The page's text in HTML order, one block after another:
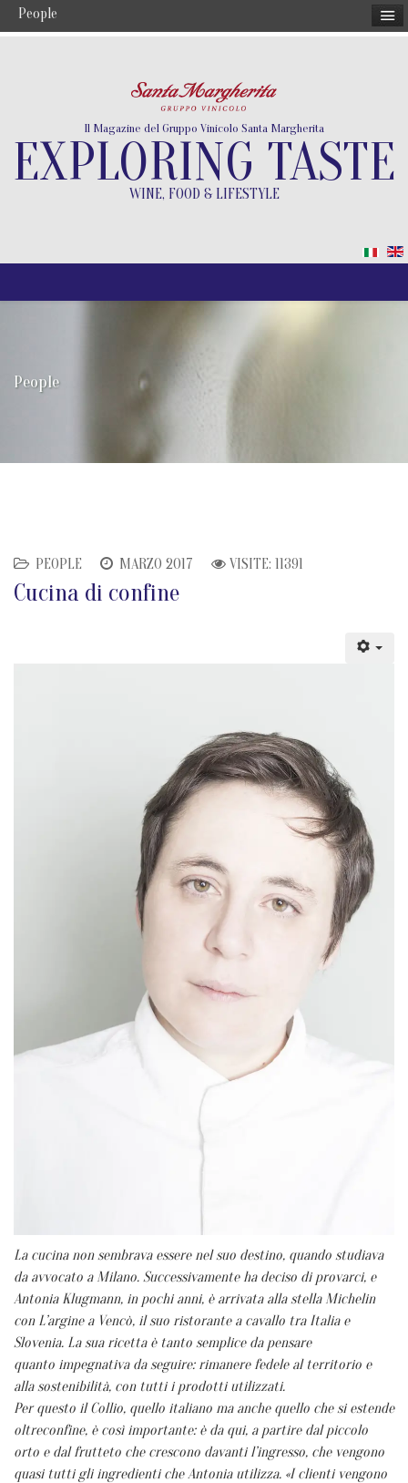
Il Magazine del Gruppo Vinicolo Santa Margherita
EXPLORING TASTE
WINE, FOOD & LIFESTYLE
People
PEOPLE MARZO 2017 VISITE: 11391
Cucina di confine
La cucina non sembrava essere nel suo destino, quando studiava
da avvocato a Milano. Successivamente ha deciso di provarci, e
Antonia Klugmann, in pochi anni, è arrivata alla stella Michelin
con L’argine a Vencò, il suo ristorante a cavallo tra Italia e
Slovenia. La sua ricetta è tanto semplice da pensare
quanto impegnativa da seguire: rimanere fedele al territorio e
alla sostenibilità, con tutti i prodotti utilizzati.
Per questo il Collio, quello italiano ma anche quello che si estende
oltreconfine, è così importante: è da qui, a partire dal piccolo
orto e dal frutteto che crescono davanti l’ingresso, che vengono
quasi tutti gli ingredienti che Antonia utilizza. «I clienti vengono
People